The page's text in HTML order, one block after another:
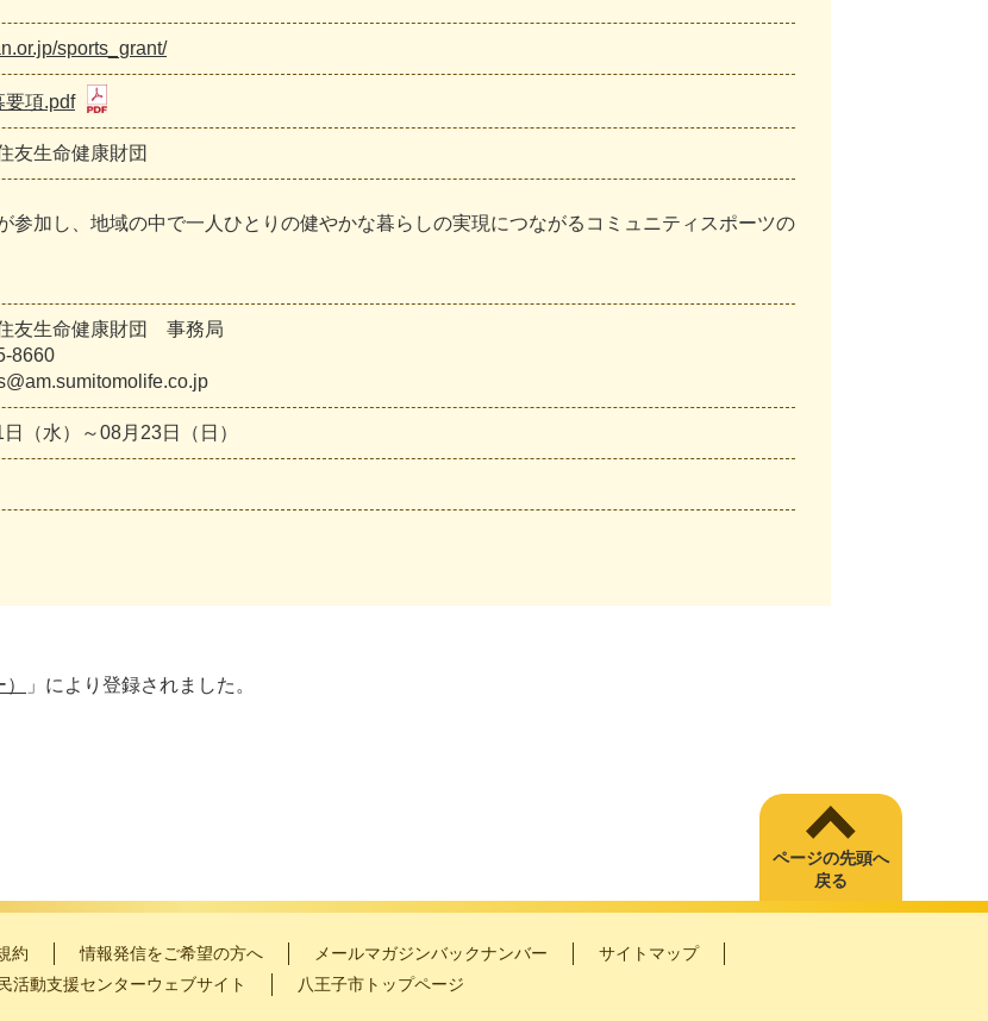
sports_grant/
要項.pdf
友生命健康財団
参加し、地域の中で一人ひとりの健やかな暮らしの実現につながるコミュニティスポーツの
友生命健康財団 事務局
8660
（水）～08月23日（日）
」により登録されました。
ページの先頭へ
戻る
約 情報発信をご希望の方へ メールマガジンバックナンバー
サイトマップ
活動支援センターウェブサイト
八王子市トップページ